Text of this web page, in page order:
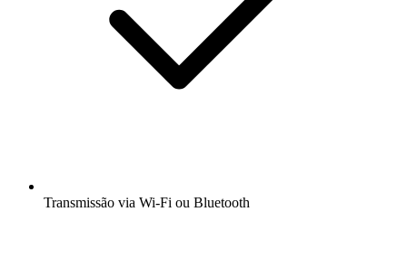
Transmissão via Wi-Fi ou Bluetooth